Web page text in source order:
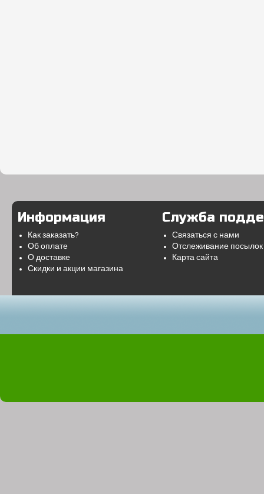
Информация
Как заказать?
Об оплате
О доставке
Скидки и акции магазина
Служба
Связаться с нами
Отслеживание посылок
Карта сайта